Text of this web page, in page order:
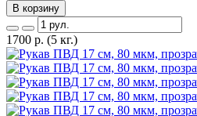
В корзину
1700 р. (5 кг.)